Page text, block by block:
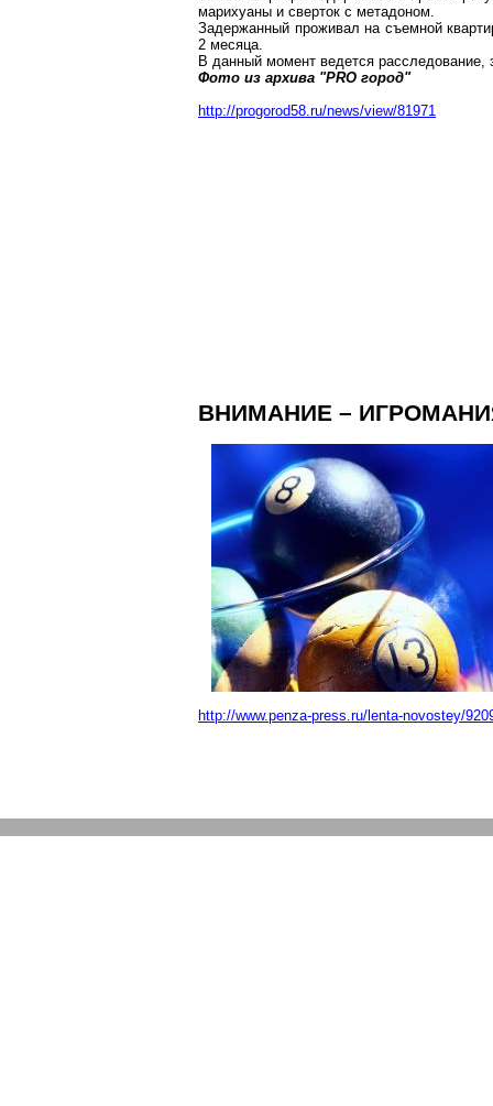
марихуаны и сверток с метадоном.
Задержанный проживал на съемной
2 месяца.
В данный момент ведется расследование,
Фото из архива "PRO город"
http://progorod58.ru/news/view/81971
ВНИМАНИЕ –
http://www.penza-press.ru/lenta-novostey/